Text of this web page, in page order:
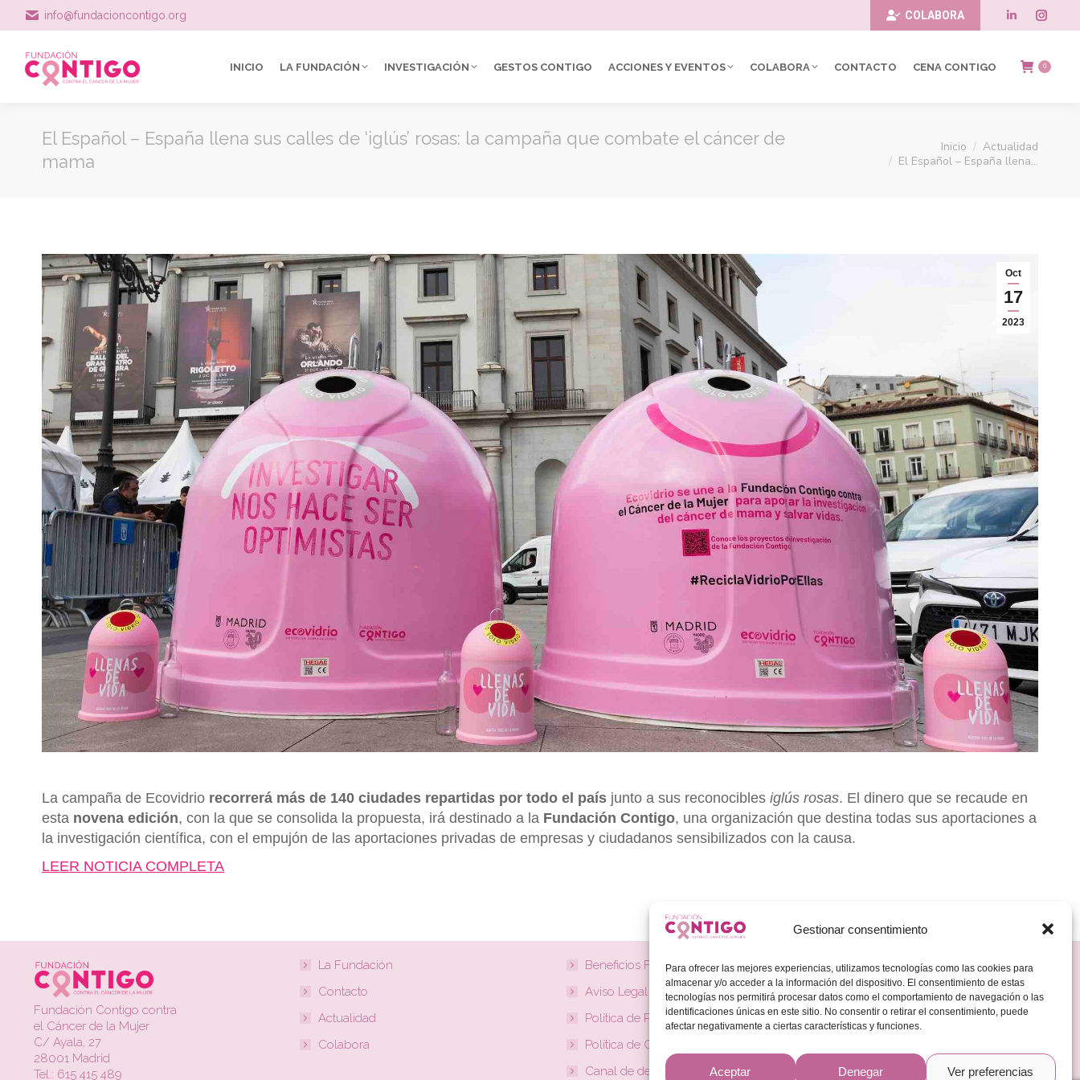
Gestionar consentimiento
Para ofrecer las mejores experiencias, utilizamos tecnologías como las cookies para
almacenar y/o acceder a la información del dispositivo. El consentimiento de estas
tecnologías nos permitirá procesar datos como el comportamiento de navegación o las
identificaciones únicas en este sitio. No consentir o retirar el consentimiento, puede
afectar negativamente a ciertas características y funciones.
Aceptar Denegar Ver preferencias
info@fundacioncontigo.org COLABORA
Linkedin
page
new
page
INICIO LA FUNDACIÓN INVESTIGACIÓN GESTOS CONTIGO ACCIONES Y EVENTOS COLABORA CONTACTO CENA CONTIGO 0
El Español – España llena sus calles de ‘iglús’ rosas: la campaña que combate el cáncer de
mama
Inicio
Actualidad
El Español – España llena…
Oct
17
2023
La campaña de Ecovidrio recorrerá más de 140 ciudades repartidas por todo el país junto a sus reconocibles iglús rosas. El dinero que se recaude en
esta novena edición, con la que se consolida la propuesta, irá destinado a la Fundación Contigo, una organización que destina todas sus aportaciones a
la investigación científica, con el empujón de las aportaciones privadas de empresas y ciudadanos sensibilizados con la causa.
LEER NOTICIA COMPLETA
Fundación Contigo contra
el Cáncer de la Mujer
C/ Ayala, 27
28001 Madrid
Tel.: 615 415 489
La Fundación
Contacto
Actualidad
Colabora
Beneficios Fiscales
Aviso Legal
Política de Privacidad
Política de Cookies
Canal de denuncias
Redes Sociales
Encuéntranos en:
LinkedINInstagram